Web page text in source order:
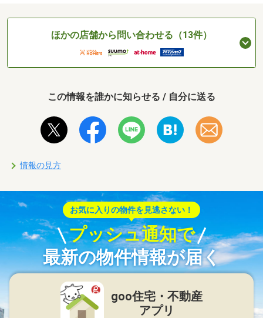
ほかの店舗から問い合わせる（13件）
この情報を誰かに知らせる / 自分に送る
情報の見方
お気に入りの物件を見逃さない！
プッシュ通知で
最新の物件情報が届く
goo住宅・不動産
アプリ